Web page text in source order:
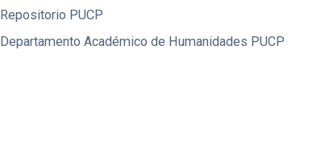
Repositorio PUCP
Departamento Académico de Humanidades PUCP